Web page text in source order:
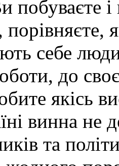
побуваєте і
себе
до
якісь
винна не
та